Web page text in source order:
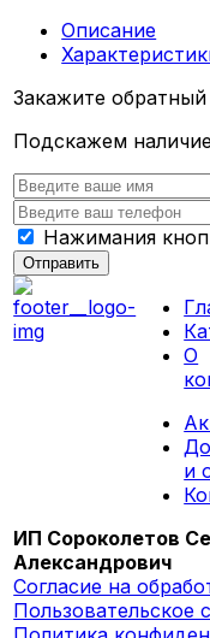
Описание
Закажите
Подскажем
Нажимания
Отправить
О
и
ИП Сороколетов
Александрович
Согласие на
Пользовательское